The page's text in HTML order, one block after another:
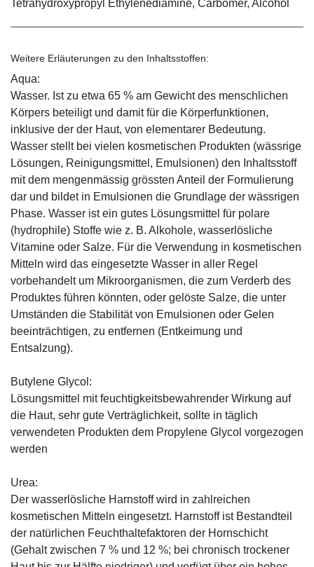
Tetrahydroxypropyl Ethylenediamine, Carbomer, Alcohol
Weitere Erläuterungen zu den Inhaltsstoffen:
Aqua:
Wasser. Ist zu etwa 65 % am Gewicht des menschlichen
Körpers beteiligt und damit für die Körperfunktionen,
inklusive der der Haut, von elementarer Bedeutung.
Wasser stellt bei vielen kosmetischen Produkten (wässrige
Lösungen, Reinigungsmittel, Emulsionen) den Inhaltsstoff
mit dem mengenmässig grössten Anteil der Formulierung
dar und bildet in Emulsionen die Grundlage der wässrigen
Phase. Wasser ist ein gutes Lösungsmittel für polare
(hydrophile) Stoffe wie z. B. Alkohole, wasserlösliche
Vitamine oder Salze. Für die Verwendung in kosmetischen
Mitteln wird das eingesetzte Wasser in aller Regel
vorbehandelt um Mikroorganismen, die zum Verderb des
Produktes führen könnten, oder gelöste Salze, die unter
Umständen die Stabilität von Emulsionen oder Gelen
beeinträchtigen, zu entfernen (Entkeimung und
Entsalzung).
Butylene Glycol:
Lösungsmittel mit feuchtigkeitsbewahrender Wirkung auf
die Haut, sehr gute Verträglichkeit, sollte in täglich
verwendeten Produkten dem Propylene Glycol vorgezogen
werden
Urea:
Der wasserlösliche Harnstoff wird in zahlreichen
kosmetischen Mitteln eingesetzt. Harnstoff ist Bestandteil
der natürlichen Feuchthaltefaktoren der Hornschicht
(Gehalt zwischen 7 % und 12 %; bei chronisch trockener